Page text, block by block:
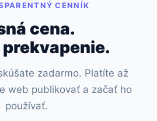
CENNÍK
cena.
zadarmo. Platíte až
web publikovať a začať ho
používať.